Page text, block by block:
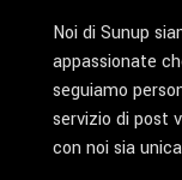
Noi di Sunup
appassionate
seguiamo
servizio di post
con noi sia